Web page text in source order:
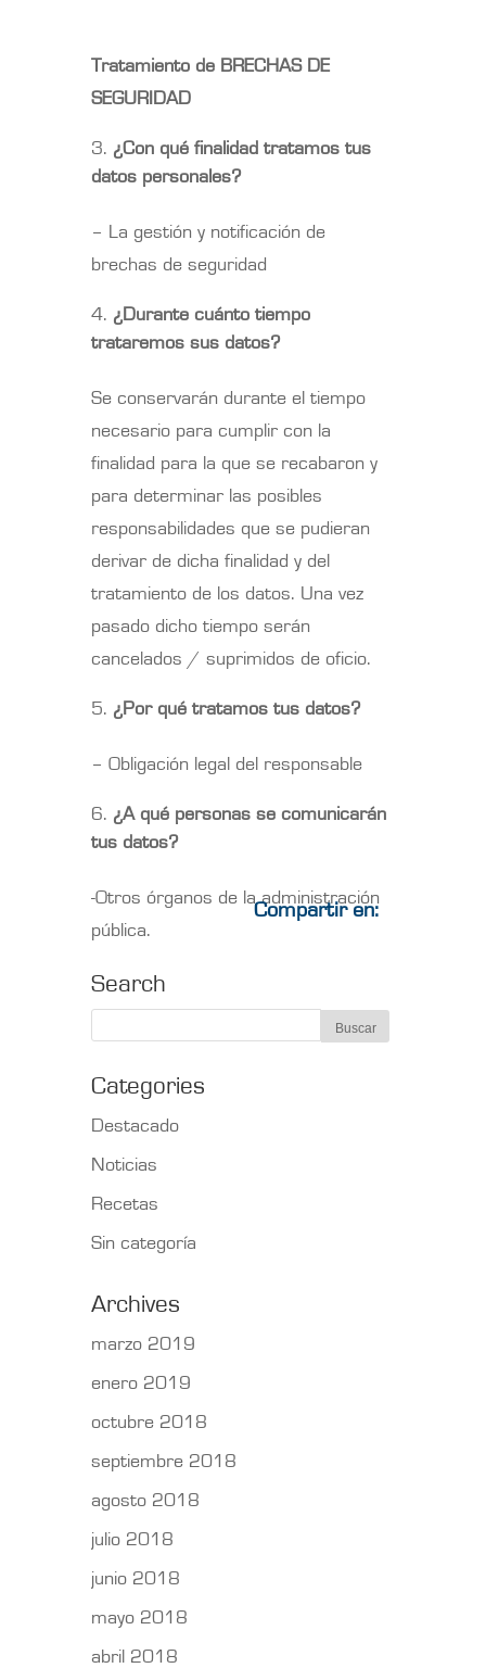
Tratamiento de BRECHAS DE
SEGURIDAD
¿Con qué finalidad tratamos tus
datos personales?
– La gestión y notificación de
brechas de seguridad
¿Durante cuánto tiempo
trataremos sus datos?
Se conservarán durante el tiempo
necesario para cumplir con la
finalidad para la que se recabaron y
para determinar las posibles
responsabilidades que se pudieran
derivar de dicha finalidad y del
tratamiento de los datos. Una vez
pasado dicho tiempo serán
cancelados / suprimidos de oficio.
¿Por qué tratamos tus datos?
– Obligación legal del responsable
¿A qué personas se comunicarán
tus datos?
-Otros órganos de la administración
pública.
Compartir en:
Search
Categories
Destacado
Noticias
Recetas
Sin categoría
Archives
marzo 2019
enero 2019
octubre 2018
septiembre 2018
agosto 2018
julio 2018
junio 2018
mayo 2018
abril 2018